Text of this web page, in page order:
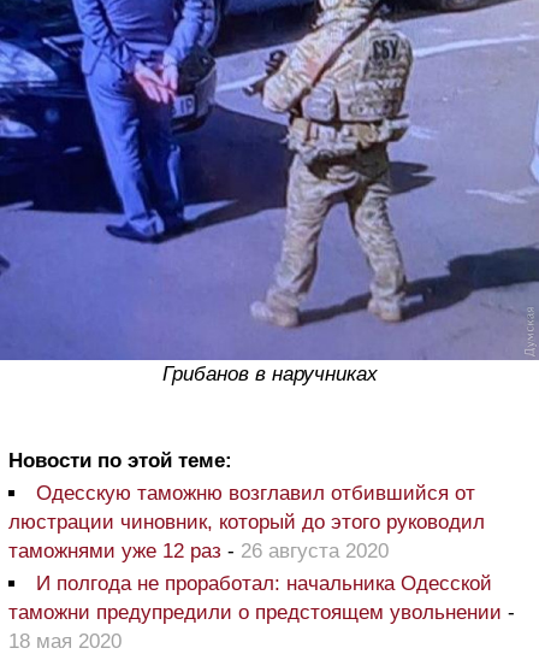
Грибанов в наручниках
Новости по этой теме:
Одесскую таможню возглавил отбившийся от
люстрации чиновник, который до этого руководил
таможнями уже 12 раз - 26 августа 2020
И полгода не проработал: начальника Одесской
таможни предупредили о предстоящем увольнении -
18 мая 2020